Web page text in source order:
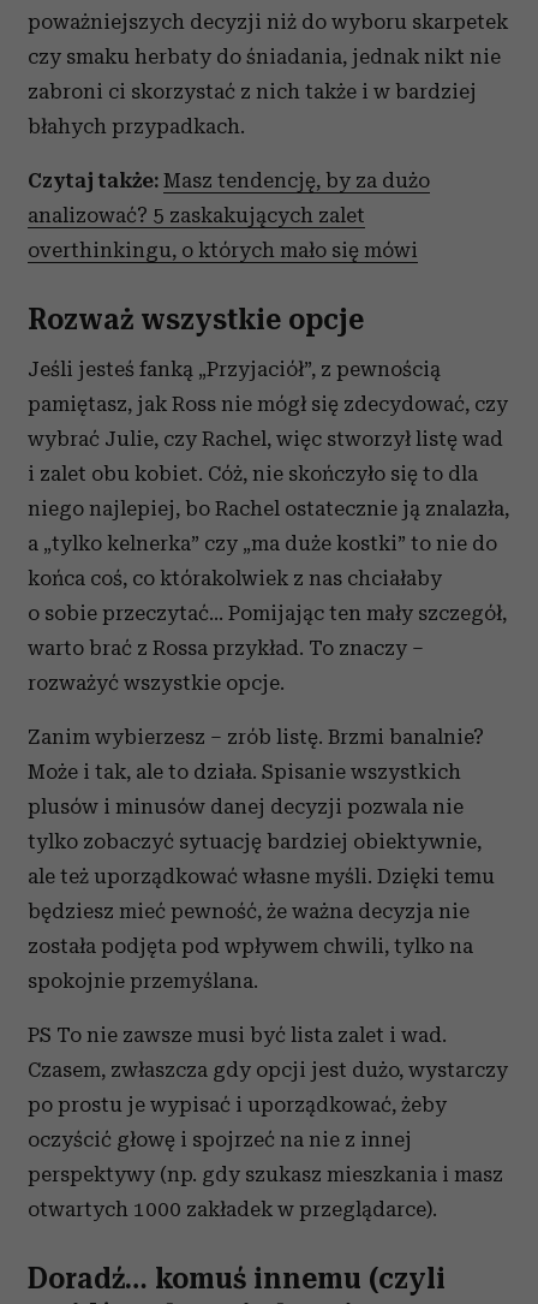
poważniejszych decyzji niż do wyboru skarpetek
czy smaku herbaty do śniadania, jednak nikt nie
zabroni ci skorzystać z nich także i w bardziej
błahych przypadkach.
Czytaj także: Masz tendencję, by za dużo
analizować? 5 zaskakujących zalet
overthinkingu, o których mało się mówi
Rozważ wszystkie opcje
Jeśli jesteś fanką „Przyjaciół”, z pewnością
pamiętasz, jak Ross nie mógł się zdecydować, czy
wybrać Julie, czy Rachel, więc stworzył listę wad
i zalet obu kobiet. Cóż, nie skończyło się to dla
niego najlepiej, bo Rachel ostatecznie ją znalazła,
a „tylko kelnerka” czy „ma duże kostki” to nie do
końca coś, co którakolwiek z nas chciałaby
o sobie przeczytać… Pomijając ten mały szczegół,
warto brać z Rossa przykład. To znaczy –
rozważyć wszystkie opcje.
Zanim wybierzesz – zrób listę. Brzmi banalnie?
Może i tak, ale to działa. Spisanie wszystkich
plusów i minusów danej decyzji pozwala nie
tylko zobaczyć sytuację bardziej obiektywnie,
ale też uporządkować własne myśli. Dzięki temu
będziesz mieć pewność, że ważna decyzja nie
została podjęta pod wpływem chwili, tylko na
spokojnie przemyślana.
PS To nie zawsze musi być lista zalet i wad.
Czasem, zwłaszcza gdy opcji jest dużo, wystarczy
po prostu je wypisać i uporządkować, żeby
oczyścić głowę i spojrzeć na nie z innej
perspektywy (np. gdy szukasz mieszkania i masz
otwartych 1000 zakładek w przeglądarce).
Doradź… komuś innemu (czyli